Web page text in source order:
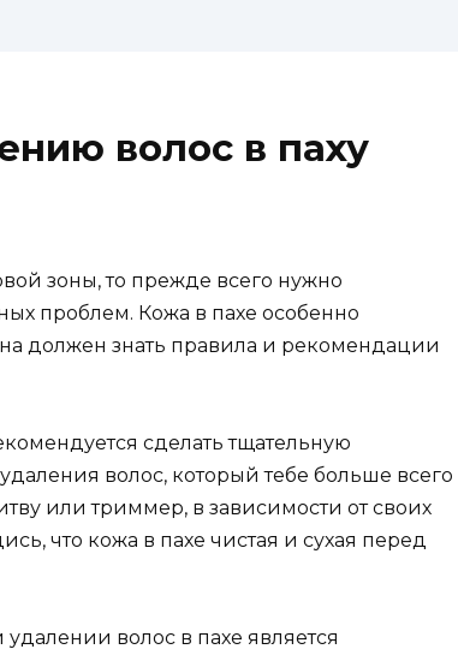
волос в паху
зоны, то прежде всего нужно
проблем. Кожа в пахе особенно
должен знать правила и рекомендации
сделать тщательную
волос, который тебе больше всего
или триммер, в зависимости от своих
что кожа в пахе чистая и сухая перед
волос в пахе является